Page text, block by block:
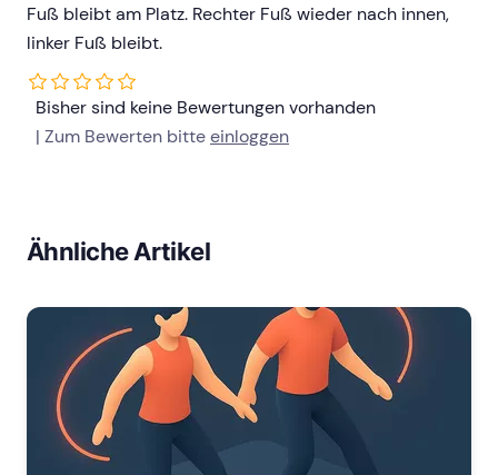
Fuß bleibt am Platz. Rechter Fuß wieder nach innen,
linker Fuß bleibt.
Bisher sind keine Bewertungen vorhanden
| Zum Bewerten bitteeinloggen
Ähnliche Artikel